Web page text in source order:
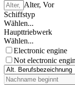
Alter, Vor
Schiffstyp
Wählen...
Haupttriebwerk
Wählen...
Electronic engine
Not electronic